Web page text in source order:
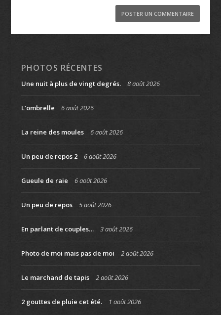
PHOTOS RÉCENTES
Une nuit à plus de vingt degrés. 8 août 2026
L’ombrelle 6 août 2026
La reine des moules 6 août 2026
Un peu de repos 2 6 août 2026
Gueule de raie 6 août 2026
Un peu de repos 5 août 2026
En parlant de couples… 3 août 2026
Photo de moi mais pas de moi 2 août 2026
Le marchand de tapis 2 août 2026
2 gouttes de pluie cet été. 1 août 2026